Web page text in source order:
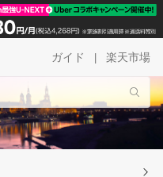
ガイド 楽天市場